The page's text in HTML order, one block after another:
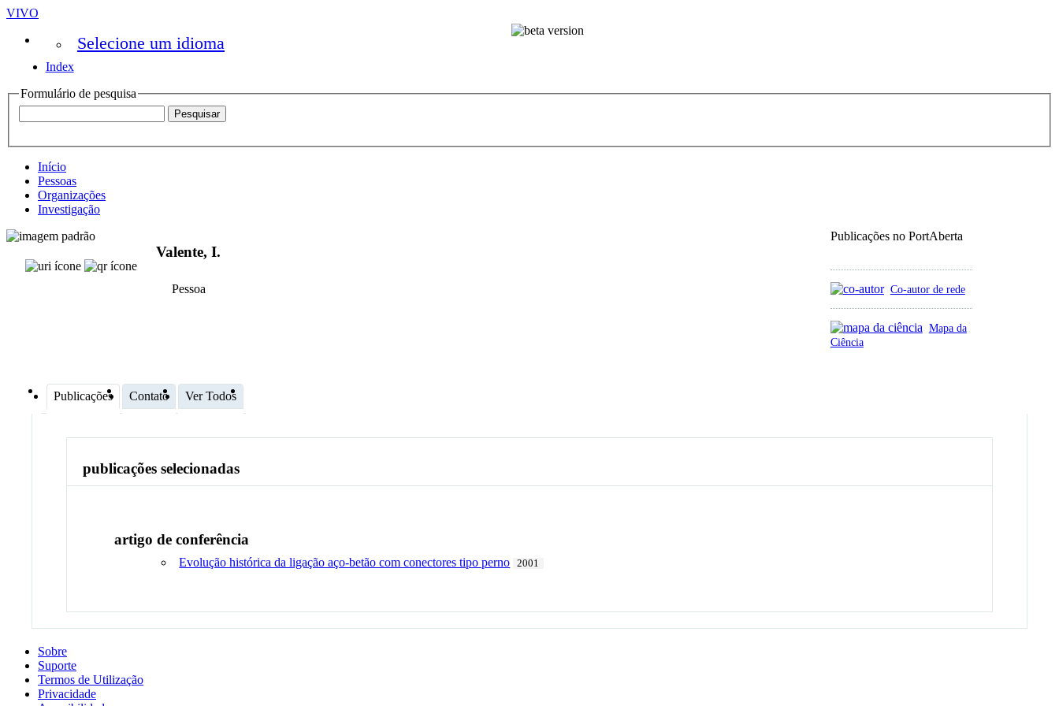
VIVO
Selecione um idioma
Index
Formulário de pesquisa
Início
Pessoas
Organizações
Investigação
Publicações no PortAberta
Co-autor de rede
Mapa da
Ciência
Valente, I.
Pessoa
Publicações Contato Ver Todos
publicações selecionadas
artigo de conferência
Evolução histórica da ligação aço-betão com conectores tipo perno 2001
Sobre
Suporte
Termos de Utilização
Privacidade